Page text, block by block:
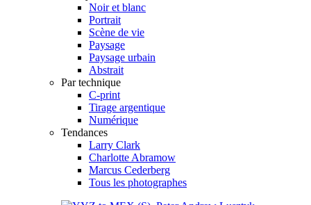
Noir et blanc
Portrait
Scène de vie
Paysage
Paysage urbain
Abstrait
Par technique
C-print
Tirage argentique
Numérique
Tendances
Larry Clark
Charlotte Abramow
Marcus Cederberg
Tous les photographes